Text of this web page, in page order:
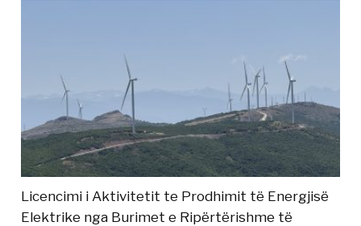
Licencimi i Aktivitetit te Prodhimit të Energjisë
Elektrike nga Burimet e Ripërtërishme të